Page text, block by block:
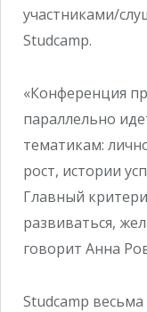
участниками/
Studcamp.
«Конференция
параллельно
тематикам:
рост, истории
Главный
развиваться,
говорит Анна
Studcamp